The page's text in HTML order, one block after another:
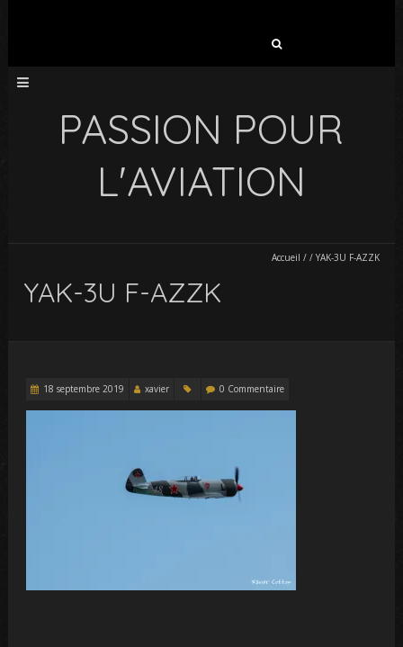
PASSION POUR
L'AVIATION
Accueil / / YAK-3U F-AZZK
YAK-3U F-AZZK
18 septembre 2019 xavier 0 Commentaire